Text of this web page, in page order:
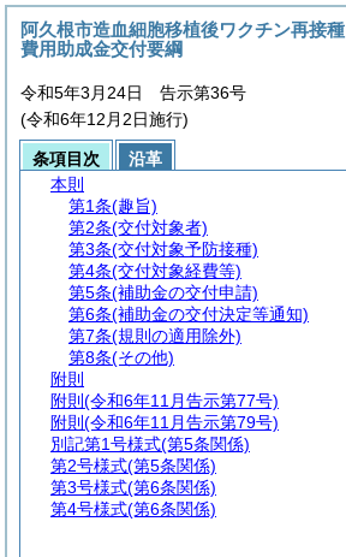
阿久根市造血細胞移植後ワクチン再接種
費用助成金交付要綱
令和5年3月24日 告示第36号
(令和6年12月2日施行)
条項目次
沿革
本則
第1条(趣旨)
第2条(交付対象者)
第3条(交付対象予防接種)
第4条(交付対象経費等)
第5条(補助金の交付申請)
第6条(補助金の交付決定等通知)
第7条(規則の適用除外)
第8条(その他)
附則
附則 (令和6年11月告示第77号)
附則 (令和6年11月告示第79号)
別記第1号様式(第5条関係)
第2号様式(第5条関係)
第3号様式(第6条関係)
第4号様式(第6条関係)